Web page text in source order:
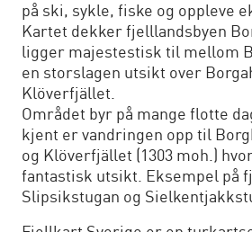
på ski, sykle, fiske og oppleve
Kartet dekker fjelllandsbyen
ligger majestestisk til mellom
en storslagen utsikt over
Klöverfjället.
Området byr på mange flotte
kjent er vandringen opp til
og Klöverfjället (1303 moh.)
fantastisk utsikt. Eksempel på
Slipsikstugan og